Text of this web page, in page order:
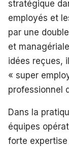
stratégique
employés et
par une
et
idées reçues,
« super
professionnel
Dans la
équipes
forte